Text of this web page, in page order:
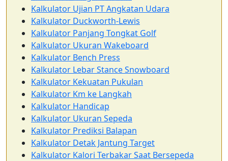
Kalkulator Ujian PT Angkatan Udara
Kalkulator Duckworth-Lewis
Kalkulator Panjang Tongkat Golf
Kalkulator Ukuran Wakeboard
Kalkulator Bench Press
Kalkulator Lebar Stance Snowboard
Kalkulator Kekuatan Pukulan
Kalkulator Km ke Langkah
Kalkulator Handicap
Kalkulator Ukuran Sepeda
Kalkulator Prediksi Balapan
Kalkulator Detak Jantung Target
Kalkulator Kalori Terbakar Saat Bersepeda